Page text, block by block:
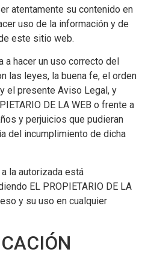
atentamente su contenido en
uso de la información y de
este sitio web.
a hacer un uso correcto del
las leyes, la buena fe, el orden
el presente Aviso Legal, y
DE LA WEB o frente a
y perjuicios que pudieran
del incumplimiento de dicha
la autorizada está
EL PROPIETARIO DE LA
y su uso en cualquier